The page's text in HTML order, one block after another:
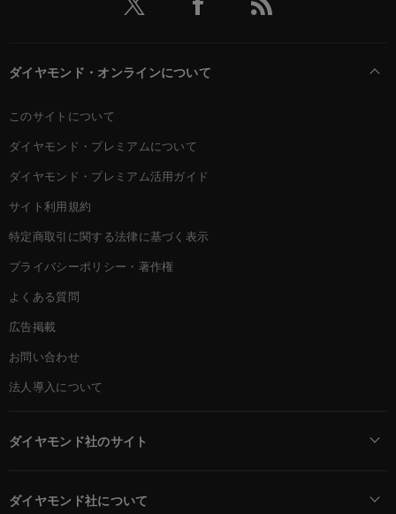
ダイヤモンド・オンラインについて
このサイトについて
ダイヤモンド・プレミアムについて
ダイヤモンド・プレミアム活用ガイド
サイト利用規約
特定商取引に関する法律に基づく表示
プライバシーポリシー・著作権
よくある質問
広告掲載
お問い合わせ
法人導入について
ダイヤモンド社のサイト
ダイヤモンド社について